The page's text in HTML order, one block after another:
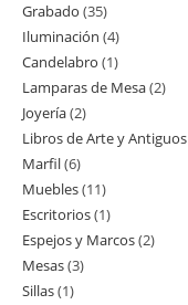
productos
Grabado 3535
productos
Iluminación 44
productos
Candelabro 11
producto
Lamparas de Mesa 22
Joyería 22
productos
Libros de Arte y Antiguos
Marfil 66
productos
Muebles 1111
productos
Escritorios 11
producto
Espejos y Marcos 22
Mesas 33
Sillas 11